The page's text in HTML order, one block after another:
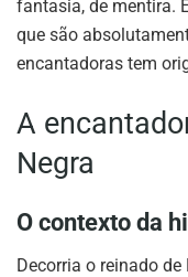
fantasia, de mentira.
que são
encantadoras tem
A
Negra
O contexto da
Decorria o reinado